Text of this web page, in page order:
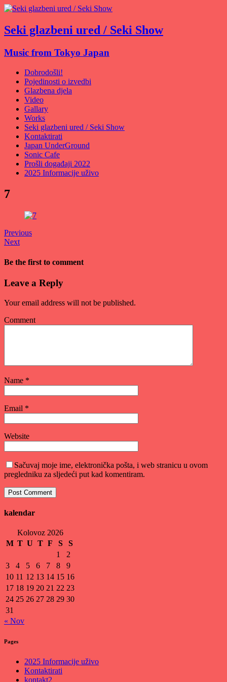
Seki glazbeni ured / Seki Show
Music from Tokyo Japan
Dobrodošli!
Pojedinosti o izvedbi
Glazbena djela
Video
Gallary
Works
Seki glazbeni ured / Seki Show
Kontaktirati
Japan UnderGround
Sonic Cafe
Prošli događaji 2022
2025 Informacije uživo
7
Previous
Next
Be the first to comment
Leave a Reply
Your email address will not be published.
Comment
Name *
Email *
Website
Sačuvaj moje ime, elektronička pošta, i web stranicu u ovom
pregledniku za sljedeći put kad komentiram.
kalendar
Kolovoz 2026
M T U T F S
S
1
2
3
4 5 6 7 8
9
10 11 12 13 14 15 16
17 18 19 20 21 22 23
24 25 26 27 28 29 30
31
« Nov
Pages
2025 Informacije uživo
Kontaktirati
kontakt2